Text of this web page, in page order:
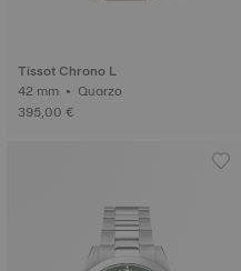
Tissot Chrono L
42 mm • Quarzo
395,00 €